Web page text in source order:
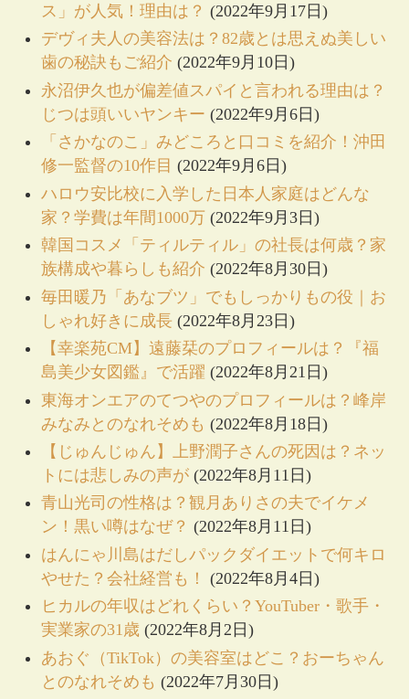
ス」が人気！理由は？ (2022年9月17日)
デヴィ夫人の美容法は？82歳とは思えぬ美しい
歯の秘訣もご紹介 (2022年9月10日)
永沼伊久也が偏差値スパイと言われる理由は？
じつは頭いいヤンキー (2022年9月6日)
「さかなのこ」みどころと口コミを紹介！沖田
修一監督の10作目 (2022年9月6日)
ハロウ安比校に入学した日本人家庭はどんな
家？学費は年間1000万 (2022年9月3日)
韓国コスメ「ティルティル」の社長は何歳？家
族構成や暮らしも紹介 (2022年8月30日)
毎田暖乃「あなブツ」でもしっかりもの役｜お
しゃれ好きに成長 (2022年8月23日)
【幸楽苑CM】遠藤栞のプロフィールは？『福
島美少女図鑑』で活躍 (2022年8月21日)
東海オンエアのてつやのプロフィールは？峰岸
みなみとのなれそめも (2022年8月18日)
【じゅんじゅん】上野潤子さんの死因は？ネッ
トには悲しみの声が (2022年8月11日)
青山光司の性格は？観月ありさの夫でイケメ
ン！黒い噂はなぜ？ (2022年8月11日)
はんにゃ川島はだしパックダイエットで何キロ
やせた？会社経営も！
(2022年8月4日)
ヒカルの年収はどれくらい？YouTuber・歌手・
実業家の31歳 (2022年8月2日)
あおぐ（TikTok）の美容室はどこ？おーちゃん
とのなれそめも (2022年7月30日)